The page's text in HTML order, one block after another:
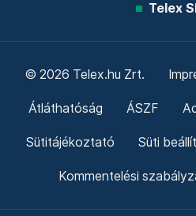
Telex
© 2026 Telex.hu Zrt.
Átláthatóság ÁSZF
Sütitájékoztató Süti
Kommentelési